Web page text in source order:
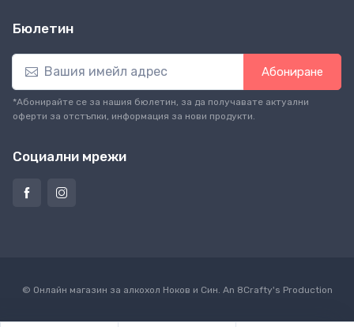
Бюлетин
Абониране
*Абонирайте се за нашия бюлетин, за да получавате актуални
оферти за отстъпки, информация за нови продукти.
Социални мрежи
© Онлайн магазин за алкохол Ноков и Син. An 8Crafty's Production